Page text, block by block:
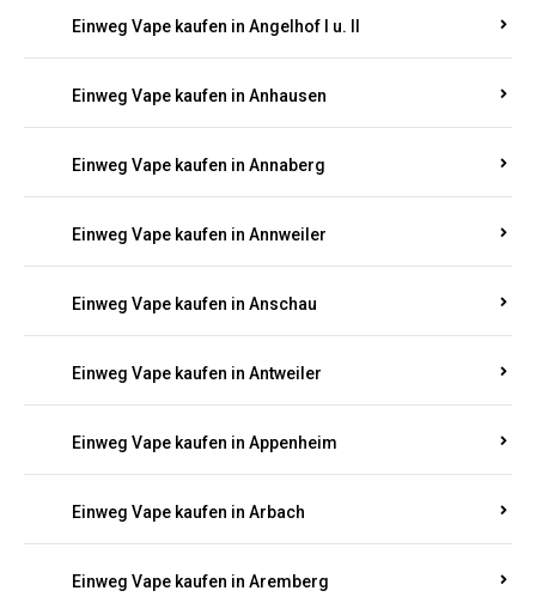
Einweg Vape kaufen in Angelhof I u. II
Einweg Vape kaufen in Anhausen
Einweg Vape kaufen in Annaberg
Einweg Vape kaufen in Annweiler
Einweg Vape kaufen in Anschau
Einweg Vape kaufen in Antweiler
Einweg Vape kaufen in Appenheim
Einweg Vape kaufen in Arbach
Einweg Vape kaufen in Aremberg